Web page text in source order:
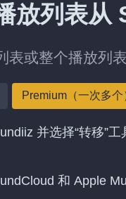
放列表
表或整个播放列
Premium（一次多个
并选择“转移”工
和 Apple